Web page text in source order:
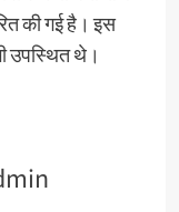
की गई है। इस
उपस्थित थे।